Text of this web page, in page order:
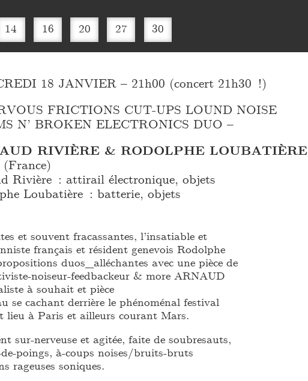
14 16 20 27 30
18 JANVIER – 21h00 (concert 21h30 !)
FRICTIONS CUT-UPS LOUND NOISE
N’ BROKEN ELECTRONICS DUO –
RIVIÈRE & RODOLPHE LOUBATIÈRE
(France)
Rivière : attirail électronique, objets
Loubatière : batterie, objets
et souvent fracassantes, l’insatiable et
français et résident genevois Rodolphe
duos_alléchantes avec une pièce de
noiseur-feedbackeur & more ARNAUD
à souhait et pièce
se cachant derrière le phénoménal festival
à Paris et ailleurs courant Mars.
sur-nerveuse et agitée, faite de soubresauts,
poings, à-coups noises/bruits-bruts
rageuses soniques.